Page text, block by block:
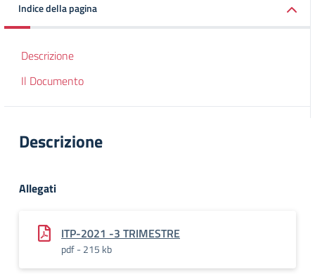
Indice della pagina
Descrizione
Il Documento
Descrizione
Allegati
ITP-2021 -3 TRIMESTRE
pdf - 215 kb